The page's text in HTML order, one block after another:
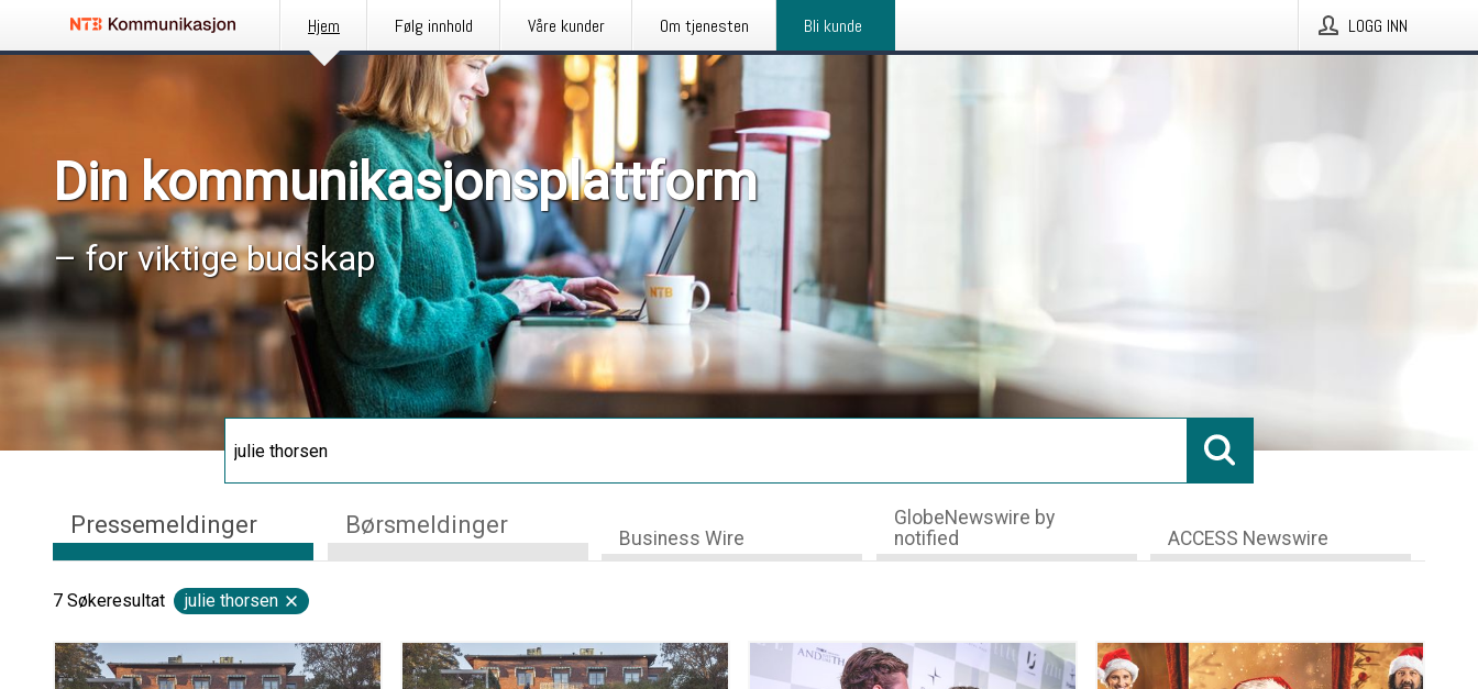
Hjem Følg innhold Våre kunder Om tjenesten Bli kunde LOGG INN
Din kommunikasjonsplattform
– for viktige budskap
Pressemeldinger Børsmeldinger Business Wire
GlobeNewswire by
notified
ACCESS Newswire
7 Søkeresultat julie thorsen